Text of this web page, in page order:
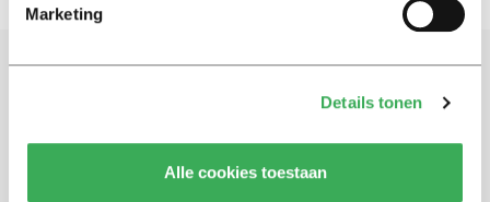
Marketing
Details tonen
Alle cookies toestaan
Univers.